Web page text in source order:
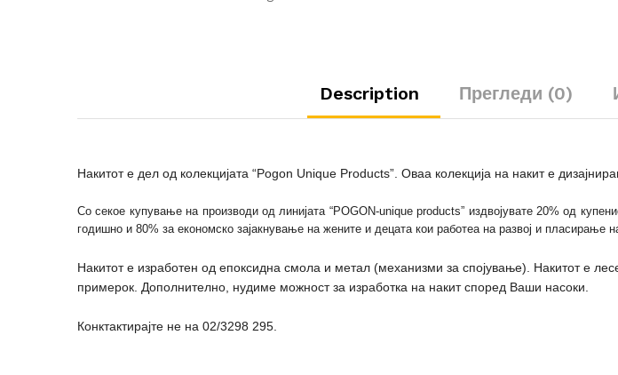
Description Прегледи (0)
Накитот е дел од колекцијата “Pogon Unique Products” . Оваа колекција на накит е
Со секое купување на производи од линијата “POGON-unique products” издвојувате 20% од
годишно и 80% за економско зајакнување на жените и децата кои работеа на развој и пласирање
Накитот е изработен од епоксидна смола и метал (механизми за спојување). Накитот е
примерок. Дополнително, нудиме можност за изработка на накит според Ваши насоки.
Конктактирајте не на 02/3298 295.